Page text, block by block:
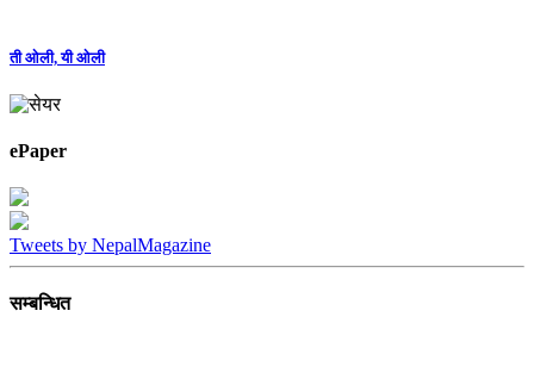
ती ओली, यी ओली
ePaper
Tweets by NepalMagazine
सम्बन्धित